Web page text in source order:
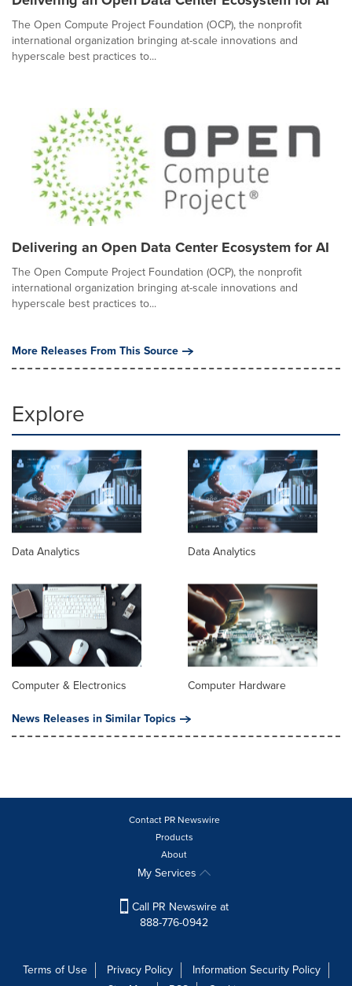
The Open Compute Project Foundation (OCP), the nonprofit
international organization bringing at-scale innovations and
hyperscale best practices to...
Delivering an Open Data Center Ecosystem for AI
The Open Compute Project Foundation (OCP), the nonprofit
international organization bringing at-scale innovations and
hyperscale best practices to...
More Releases From This Source
Explore
Data Analytics Data Analytics
Computer & Electronics
Computer Hardware
News Releases in Similar Topics
Contact PR Newswire
Products
About
My Services
Call PR Newswire at
888-776-0942
Terms of Use Privacy Policy
Information Security Policy